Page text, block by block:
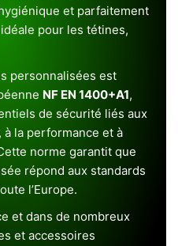
et parfaitement
pour les tétines,
personnalisées est
NF EN 1400+A1,
de sécurité liés aux
à la performance et à
norme garantit que
répond aux standards
l’Europe.
et dans de nombreux
et accessoires